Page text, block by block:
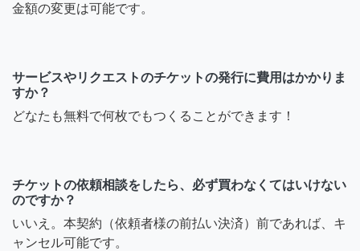
金額の変更は可能です。
サービスやリクエストのチケットの発行に費用はかかりま
すか？
どなたも無料で何枚でもつくることができます！
チケットの依頼相談をしたら、必ず買わなくてはいけない
のですか？
いいえ。本契約（依頼者様の前払い決済）前であれば、キ
ャンセル可能です。